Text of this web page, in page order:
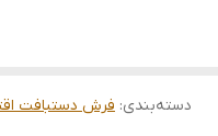
دسته‌بندی: فرش دستبافت